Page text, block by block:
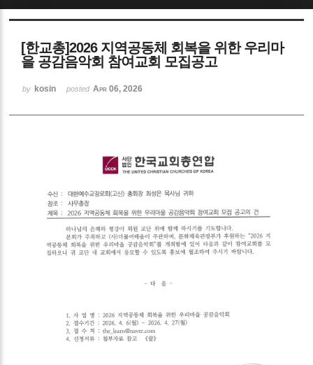
[한교총]2026 지역공동체 회복을 위한 우리마
을 공감음악회 참여교회 모집공고
by kosin posted Apr 06, 2026
Sketchbook5, 스케치북5
Sketchbook5, 스케치북5